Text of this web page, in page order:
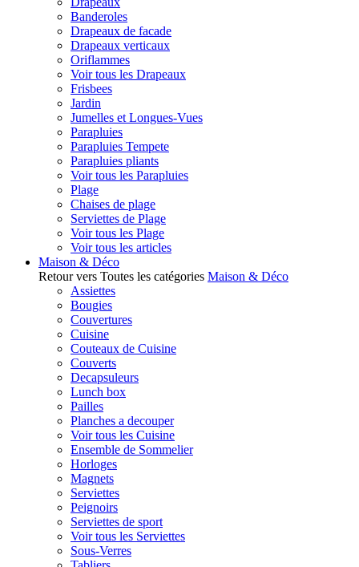
Banderoles
Drapeaux de facade
Drapeaux verticaux
Oriflammes
Voir tous les Drapeaux
Frisbees
Jardin
Jumelles et Longues-Vues
Parapluies
Parapluies Tempete
Parapluies pliants
Voir tous les Parapluies
Plage
Chaises de plage
Serviettes de Plage
Voir tous les Plage
Voir tous les articles
Maison & Déco
Retour vers Toutes les catégories Maison & Déco
Assiettes
Bougies
Couvertures
Cuisine
Couteaux de Cuisine
Couverts
Decapsuleurs
Lunch box
Pailles
Planches a decouper
Voir tous les Cuisine
Ensemble de Sommelier
Horloges
Magnets
Serviettes
Peignoirs
Serviettes de sport
Voir tous les Serviettes
Sous-Verres